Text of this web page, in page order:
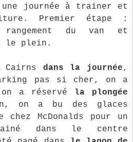
une journée à trainer et
Premier étape :
du van et
le plein.
Cairns dans la journée,
pas si cher, on a
a réservé
la plongée
on a bu des glaces
chez McDonalds pour un
dans le centre